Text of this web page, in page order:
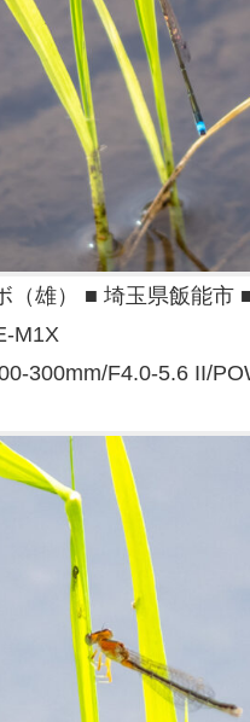
（雄） ■ 埼玉県飯能市
M1X
300mm/F4.0-5.6 II/